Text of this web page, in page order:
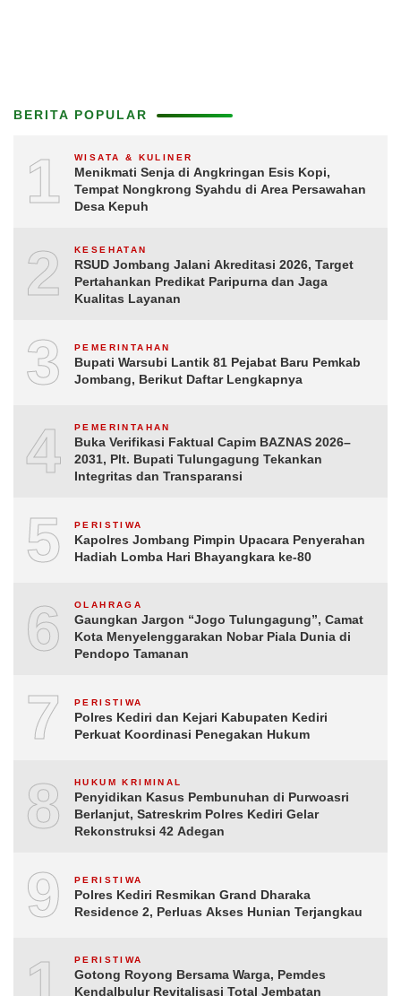
BERITA POPULAR
1 WISATA & KULINER
Menikmati Senja di Angkringan Esis Kopi,
Tempat Nongkrong Syahdu di Area Persawahan
Desa Kepuh
2 KESEHATAN
RSUD Jombang Jalani Akreditasi 2026, Target
Pertahankan Predikat Paripurna dan Jaga
Kualitas Layanan
3 PEMERINTAHAN
Bupati Warsubi Lantik 81 Pejabat Baru Pemkab
Jombang, Berikut Daftar Lengkapnya
4 PEMERINTAHAN
Buka Verifikasi Faktual Capim BAZNAS 2026–
2031, Plt. Bupati Tulungagung Tekankan
Integritas dan Transparansi
5 PERISTIWA
Kapolres Jombang Pimpin Upacara Penyerahan
Hadiah Lomba Hari Bhayangkara ke-80
6 OLAHRAGA
Gaungkan Jargon “Jogo Tulungagung”, Camat
Kota Menyelenggarakan Nobar Piala Dunia di
Pendopo Tamanan
7 PERISTIWA
Polres Kediri dan Kejari Kabupaten Kediri
Perkuat Koordinasi Penegakan Hukum
8 HUKUM KRIMINAL
Penyidikan Kasus Pembunuhan di Purwoasri
Berlanjut, Satreskrim Polres Kediri Gelar
Rekonstruksi 42 Adegan
9 PERISTIWA
Polres Kediri Resmikan Grand Dharaka
Residence 2, Perluas Akses Hunian Terjangkau
PERISTIWA
Gotong Royong Bersama Warga, Pemdes
Kendalbulur Revitalisasi Total Jembatan